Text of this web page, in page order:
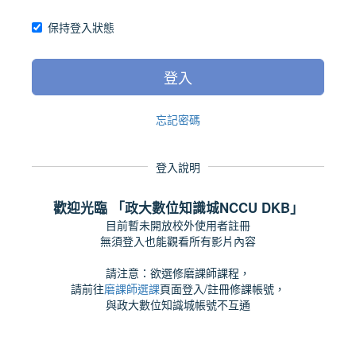
保持登入狀態
登入
忘記密碼
登入說明
歡迎光臨 「政大數位知識城NCCU DKB」
目前暫未開放校外使用者註冊
無須登入也能觀看所有影片內容
請注意：欲選修磨課師課程，
請前往磨課師選課頁面登入/註冊修課帳號，
與政大數位知識城帳號不互通